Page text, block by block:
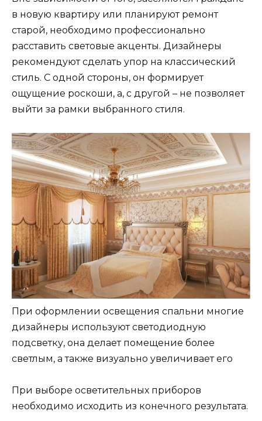
в новую квартиру или планируют ремонт
старой, необходимо профессионально
расставить световые акценты. Дизайнеры
рекомендуют сделать упор на классический
стиль. С одной стороны, он формирует
ощущение роскоши, а, с другой – не позволяет
выйти за рамки выбранного стиля.
При оформлении освещения спальни многие
дизайнеры используют светодиодную
подсветку, она делает помещение более
светлым, а также визуально увеличивает его
При выборе осветительных приборов
необходимо исходить из конечного результата.